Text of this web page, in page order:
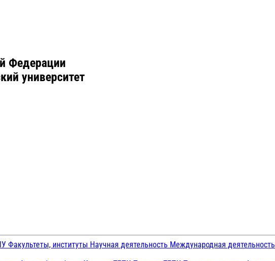
Федерации
университет
Факультеты, институты Научная деятельность Международная деятельность